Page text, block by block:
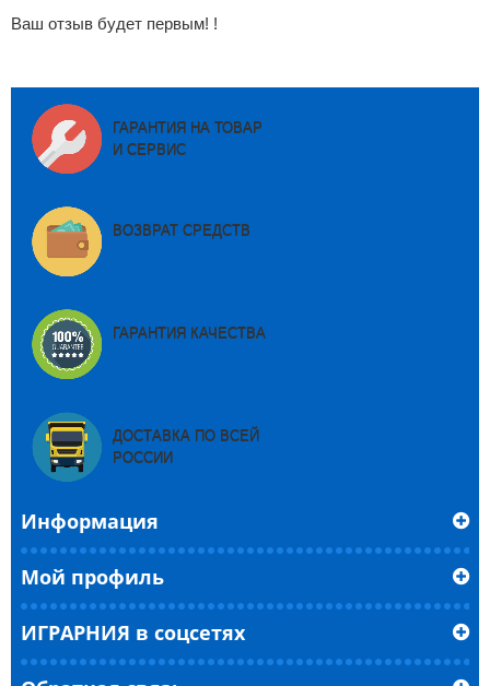
Ваш отзыв будет первым! !
ГАРАНТИЯ НА ТОВАР
И СЕРВИС
ВОЗВРАТ СРЕДСТВ
ГАРАНТИЯ КАЧЕСТВА
ДОСТАВКА ПО ВСЕЙ
РОССИИ
Информация
Мой профиль
ИГРАРНИЯ в соцсетях